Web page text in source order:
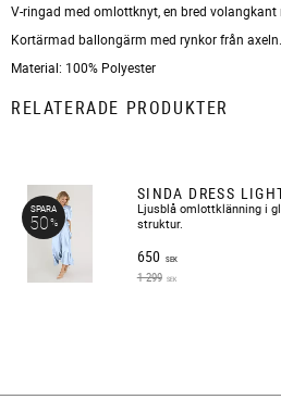
V-ringad med omlottknyt, en bred
Kortärmad ballongärm med rynkor från axeln.
Material: 100% Polyester
RELATERADE PRODUKTER
SINDA DRESS
​Ljusblå omlottklänning i
struktur.
650 SEK
1 299 SEK
SPARA
50%